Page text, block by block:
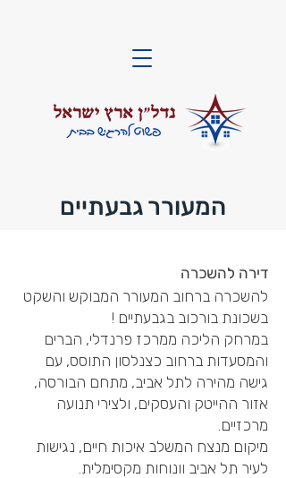
המעורר גבעתיים
דירה להשכרה
להשכרה ברחוב המעורר המבוקש והשקט
בשכונת בורכוב בגבעתיים !
במרחק הליכה ממרכז פרנדלי, הברים
והמסעדות ברחוב כצנלסון התוסס, עם
גישה מהירה לתל אביב, מתחם הבורסה,
אזור ההייטק והעסקים, ולצירי תנועה
מרכזיים.
מיקום מנצח המשלב איכות חיים, נגישות
לעיר תל אביב וונוחות מקסימלית.